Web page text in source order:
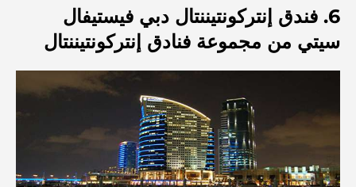
استكشف أكثر مناطق دبي حيوية
بطاقات الائتمان في الإمارات العربية المتحدة: دليل شامل
مستشفى في مركز دبي المالي العالمي: رعاية طبية عالمية
المستوى في دبي
صالات رياضية في مركز دبي المالي العالمي: حيث يلتقي اللياقة
البدنية بأسلوب حياة الأعمال
6. فندق إنتركونتيننتال دبي فيستيفال
سيتي من مجموعة فنادق إنتركونتيننتال